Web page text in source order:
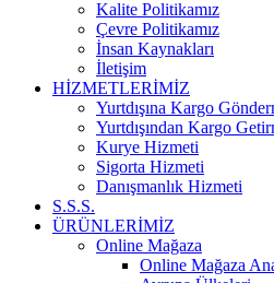
Kalite Politikamız
Çevre Politikamız
İnsan Kaynakları
İletişim
HİZMETLERİMİZ
Yurtdışına Kargo
Yurtdışından Kargo
Kurye Hizmeti
Sigorta Hizmeti
Danışmanlık Hizmeti
S.S.S.
ÜRÜNLERİMİZ
Online Mağaza
Online Mağaza